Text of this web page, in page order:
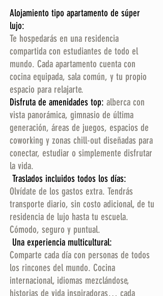
Alojamiento tipo apartamento de súper
lujo:
Te hospedarás en una residencia
compartida con estudiantes de todo el
mundo. Cada apartamento cuenta con
cocina equipada, sala común, y tu propio
espacio para relajarte.
Disfruta de amenidades top: alberca con
vista panorámica, gimnasio de última
generación, áreas de juegos, espacios de
coworking y zonas chill-out diseñadas para
conectar, estudiar o simplemente disfrutar
la vida.
Traslados incluidos todos los días:
Olvídate de los gastos extra. Tendrás
transporte diario, sin costo adicional, de tu
residencia de lujo hasta tu escuela.
Cómodo, seguro y puntual.
Una experiencia multicultural:
Comparte cada día con personas de todos
los rincones del mundo. Cocina
internacional, idiomas mezclándose,
historias de vida inspiradoras… cada